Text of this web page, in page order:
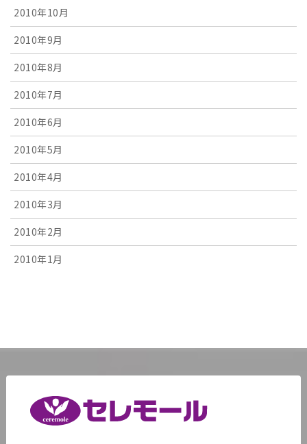
2010年10月
2010年9月
2010年8月
2010年7月
2010年6月
2010年5月
2010年4月
2010年3月
2010年2月
2010年1月